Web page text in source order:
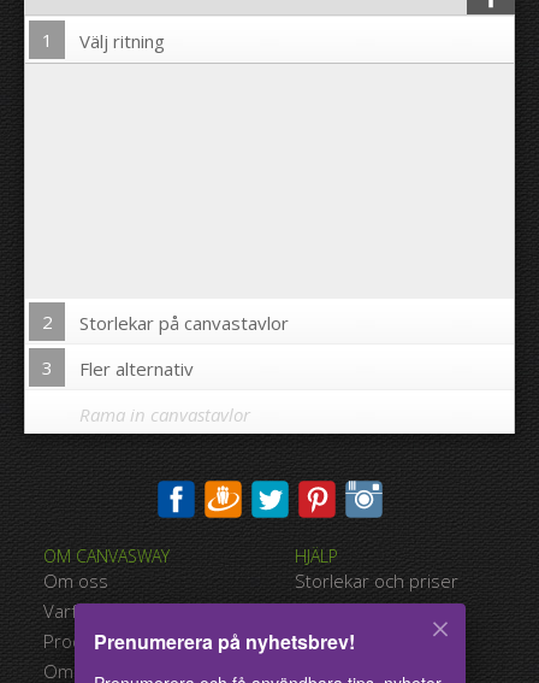
Ladda upp foto
1 Välj ritning
2
Storlekar på canvastavlor
3
Fler alternativ
Skriva ut bilden på kanterna av din canvastavla:
Nej
Rama in canvastavlor
OM CANVASWAY
Om oss
Varför Canvasway.com
Produktkvalitet
Omdömen
HJÄLP
Storlekar och priser
Betalningsalternativ
Typer av leverans
Användarvillkor
Prenumerera på nyhetsbrev!